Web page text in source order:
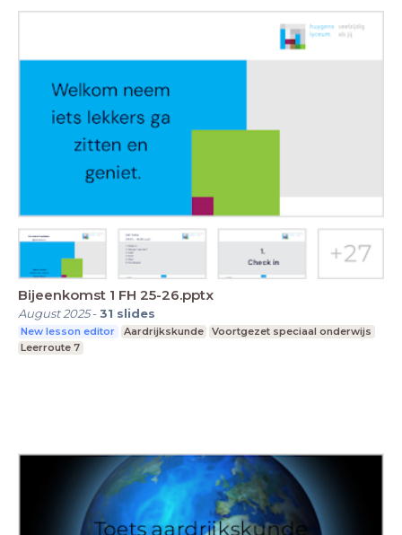
Bijeenkomst 1 FH 25-26.pptx
August 2025-31 slides
New lesson editor Aardrijkskunde
Voortgezet speciaal onderwijs
Leerroute 7